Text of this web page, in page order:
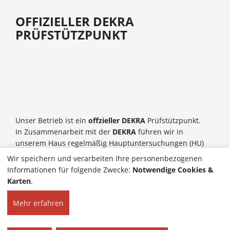
OFFIZIELLER DEKRA
PRÜFSTÜTZPUNKT
Unser Betrieb ist ein offzieller DEKRA Prüfstützpunkt.
In Zusammenarbeit mit der DEKRA führen wir in
unserem Haus regelmäßig Hauptuntersuchungen (HU)
inklusive Abgasuntersuchungen (AU) für Sie durch.
© 2026 Rottmann Kfz-
Wir speichern und verarbeiten Ihre personenbezogenen
Informationen für folgende Zwecke: Notwendige Cookies &
Karten.
Mehr erfahren